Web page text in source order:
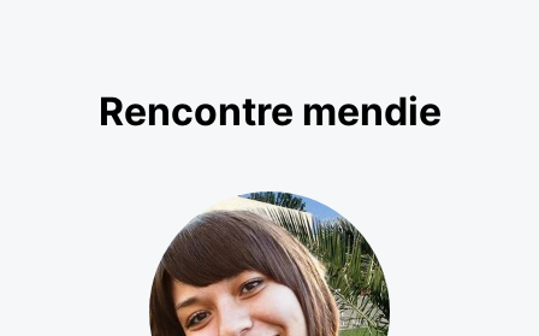
Rencontre mendie